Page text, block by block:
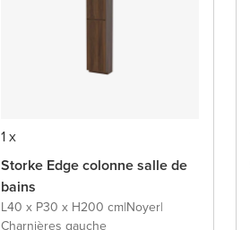
1 x
Storke Edge colonne salle de
bains
L40 x P30 x H200 cm|Noyer|